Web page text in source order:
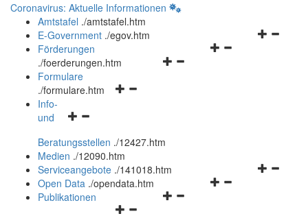
Coronavirus: Aktuelle Informationen
Amtstafel ./amtstafel.htm
Navigationsmenü
E-Government ./egov.htm
Navigationsmenü
Förderungen
./foerderungen.htm
Navigationsmenü
Formulare
./formulare.htm
Navigationsmenü
und
schließen
Info-
und
Beratungsstellen ./12427.htm
Medien ./12090.htm
Navigationsmenü
Serviceangebote ./141018.htm
Navigationsmenü
Open Data ./opendata.htm
Navigationsmenü
Publikationen